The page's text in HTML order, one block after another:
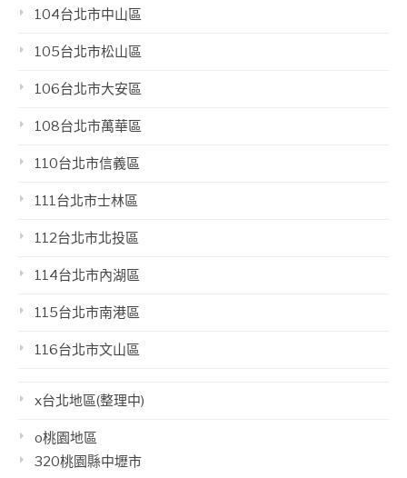
104台北市中山區
105台北市松山區
106台北市大安區
108台北市萬華區
110台北市信義區
111台北市士林區
112台北市北投區
114台北市內湖區
115台北市南港區
116台北市文山區
x台北地區(整理中)
o桃園地區
320桃園縣中壢市